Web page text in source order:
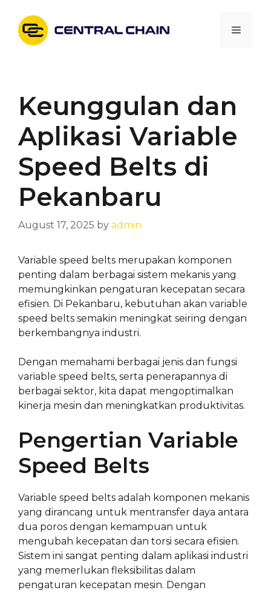
content
Menu
Keunggulan dan
Aplikasi Variable
Speed Belts di
Pekanbaru
August 17, 2025 by admin
Variable speed belts merupakan komponen
penting dalam berbagai sistem mekanis yang
memungkinkan pengaturan kecepatan secara
efisien. Di Pekanbaru, kebutuhan akan variable
speed belts semakin meningkat seiring dengan
berkembangnya industri.
Dengan memahami berbagai jenis dan fungsi
variable speed belts, serta penerapannya di
berbagai sektor, kita dapat mengoptimalkan
kinerja mesin dan meningkatkan produktivitas.
Pengertian Variable
Speed Belts
Variable speed belts adalah komponen mekanis
yang dirancang untuk mentransfer daya antara
dua poros dengan kemampuan untuk
mengubah kecepatan dan torsi secara efisien.
Sistem ini sangat penting dalam aplikasi industri
yang memerlukan fleksibilitas dalam
pengaturan kecepatan mesin. Dengan